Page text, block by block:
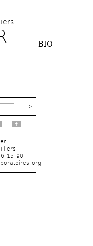
t
15 90
BIO